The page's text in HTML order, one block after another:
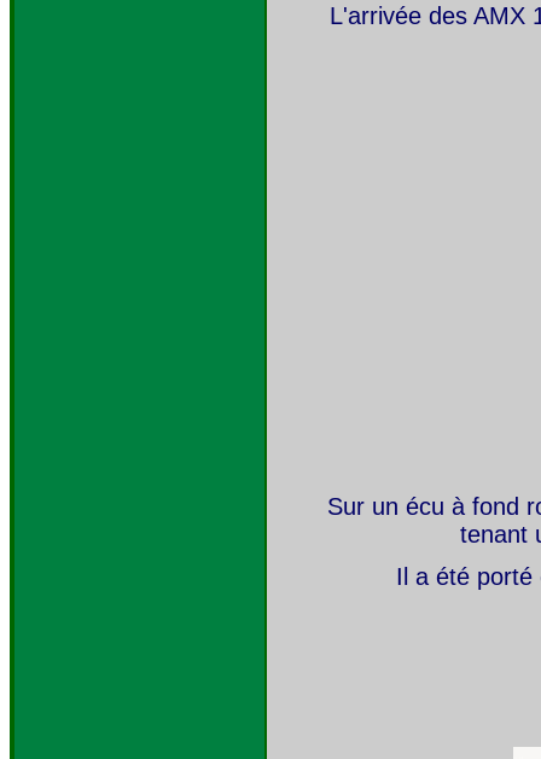
L'arrivée des AMX
Sur un écu à fond
tenant
Il a été porté